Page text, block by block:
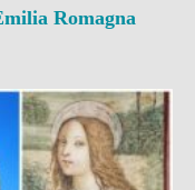
Romagna